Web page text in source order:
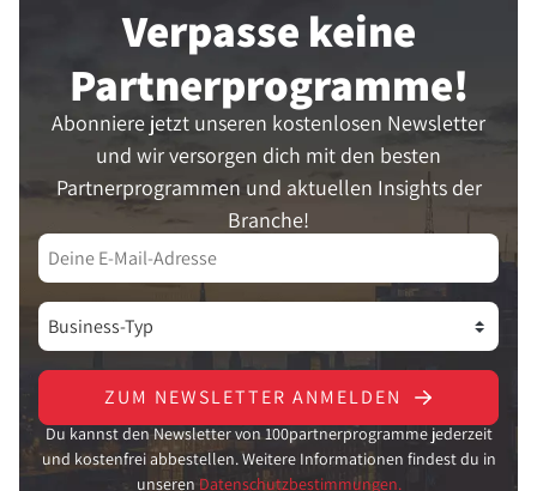
Verpasse keine
Partner­programme!
Abonniere jetzt unseren kostenlosen Newsletter
und wir versorgen dich mit den besten
Partnerprogrammen und aktuellen Insights der
Branche!
ZUM NEWSLETTER ANMELDEN
Du kannst den Newsletter von 100partnerprogramme jederzeit
und kostenfrei abbestellen. Weitere Informationen findest du in
unseren Datenschutzbestimmungen.